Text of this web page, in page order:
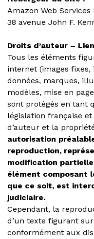
Amazon Web Services
38 avenue John F.
Droits d’auteur –
Tous les éléments
internet (images fixes,
données, marques,
modèles, mise en
sont protégés en tant
législation française
d’auteur et la
autorisation
reproduction,
modification
élément composant
que ce soit, est
judiciaire.
Cependant, la
d’un texte figurant
conformément aux